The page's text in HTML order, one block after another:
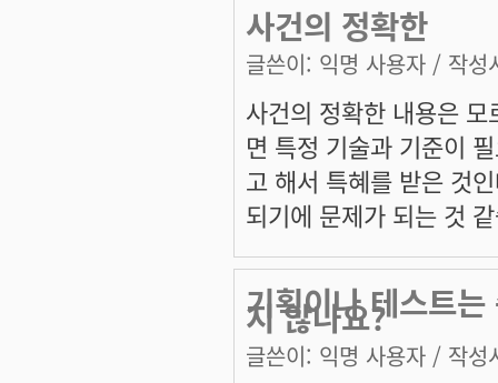
사건의 정확한
글쓴이: 익명 사용자 / 작성
사건의 정확한 내용은
면 특정 기술과 기준이
고 해서 특혜를 받은 것
되기에 문제가 되는 것
기획이나 테스트
지 않나요?
글쓴이: 익명 사용자 / 작성